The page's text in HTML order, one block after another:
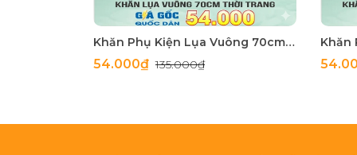
Khăn Phụ Kiện Lụa Vuông 70cm - Thế Giới Khăn Đẹp C1062_4
54.000₫135.000₫